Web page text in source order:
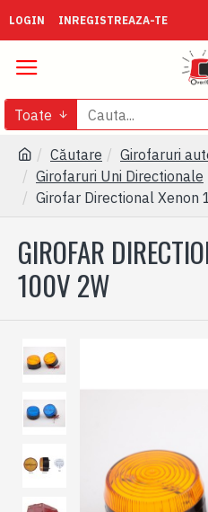
LOGIN INREGISTREAZA-TE
Toate
Căutare
Girofaruri
Girofaruri Uni Directionale
Girofar Directional Xenon
GIROFAR
100V 2W